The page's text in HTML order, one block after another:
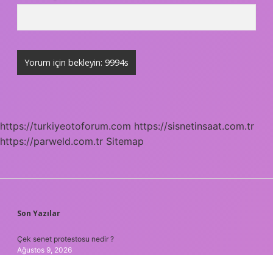
https://turkiyeotoforum.com https://sisnetinsaat.com.tr
https://parweld.com.tr Sitemap
SIDEBAR
Son Yazılar
Çek senet protestosu nedir ?
Ağustos 9, 2026